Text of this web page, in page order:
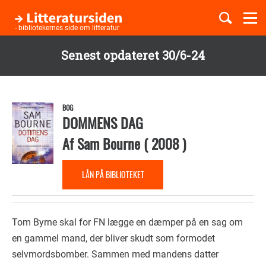
Senest opdateret 30/6-24
hovedindhold
- bibliotekernes side om litteratur
Børnebøger
Temaer
BOG
DOMMENS DAG
AfSam Bourne(2008)
LÅN PÅ BIBLIOTEKET
Tom Byrne skal for FN lægge en dæmper på en sag om
en gammel mand, der bliver skudt som formodet
selvmordsbomber. Sammen med mandens datter